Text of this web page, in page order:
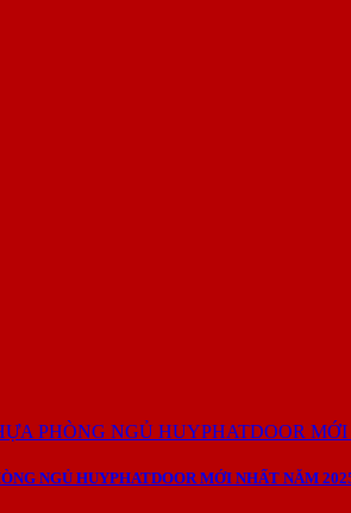
NGỦ HUYPHATDOOR MỚI NHẤT NĂM